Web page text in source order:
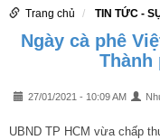
Trang chủ TIN TỨC -
Ngày cà phê
Thành
27/01/2021 - 10:09 AM
UBND TP HCM vừa chấp